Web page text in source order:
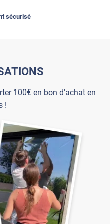
sécurisé
100€ en bon d'achat en
!